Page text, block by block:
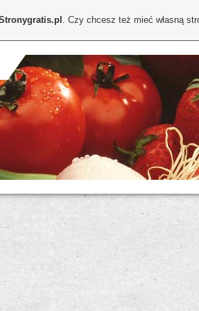
. Czy chcesz też mieć własną